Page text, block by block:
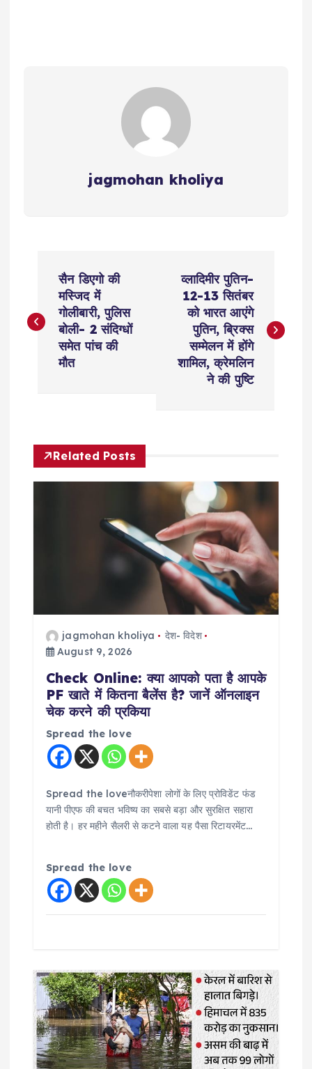
jagmohan kholiya
s
a
v
t
सैन डिएगो की
मस्जिद में
गोलीबारी, पुलिस
बोली- 2 संदिग्धों
समेत पांच की
मौत
व्लादिमीर पुतिन-
12-13 सितंबर
को भारत आएंगे
पुतिन, ब्रिक्स
सम्मेलन में होंगे
शामिल, क्रेमलिन
ने की पुष्टि
Related Posts
jagmohan kholiya
देश- विदेश
August 9, 2026
Check Online: क्या आपको पता है आपके
PF खाते में कितना बैलेंस है? जानें ऑनलाइन
चेक करने की प्रकिया
Spread the love
Spread the loveनौकरीपेशा लोगों के लिए प्रोविडेंट फंड
यानी पीएफ की बचत भविष्य का सबसे बड़ा और सुरक्षित सहारा
होती है। हर महीने सैलरी से कटने वाला यह पैसा रिटायरमेंट…
Spread the love